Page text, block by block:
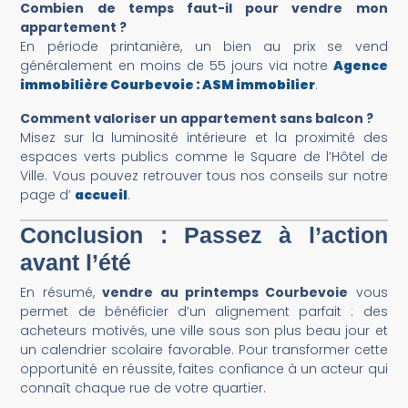
Combien de temps faut-il pour vendre mon
appartement ?
En période printanière, un bien au prix se vend
généralement en moins de 55 jours via notre Agence
immobilière Courbevoie : ASM immobilier.
Comment valoriser un appartement sans balcon ?
Misez sur la luminosité intérieure et la proximité des
espaces verts publics comme le Square de l’Hôtel de
Ville. Vous pouvez retrouver tous nos conseils sur notre
page d’ accueil.
Conclusion : Passez à l’action
avant l’été
En résumé,vendre au printemps Courbevoie vous
permet de bénéficier d’un alignement parfait : des
acheteurs motivés, une ville sous son plus beau jour et
un calendrier scolaire favorable. Pour transformer cette
opportunité en réussite, faites confiance à un acteur qui
connaît chaque rue de votre quartier.